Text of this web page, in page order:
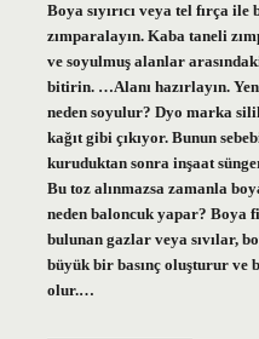
Boya sıyırıcı veya tel fırça ile
zımparalayın. Kaba taneli
ve soyulmuş alanlar
bitirin. …Alanı hazırlayın.
neden soyulur? Dyo marka
kağıt gibi çıkıyor. Bunun
kuruduktan sonra inşaat
Bu toz alınmazsa zamanla
neden baloncuk yapar? Boya
bulunan gazlar veya sıvılar,
büyük bir basınç oluşturur ve
olur.…